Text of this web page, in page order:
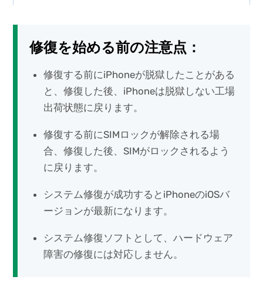
修復を始める前の注意点：
修復する前にiPhoneが脱獄したことがある
と、修復した後、iPhoneは脱獄しない工場
出荷状態に戻ります。
修復する前にSIMロックが解除される場
合、修復した後、SIMがロックされるよう
に戻ります。
システム修復が成功するとiPhoneのiOSバ
ージョンが最新になります。
システム修復ソフトとして、ハードウェア
障害の修復には対応しません。